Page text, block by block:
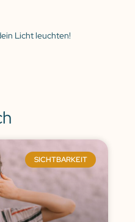
Licht leuchten!
SICHTBARKEIT